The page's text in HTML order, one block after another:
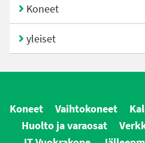
Koneet
yleiset
Koneet Vaihtokoneet
Huolto ja varaosat